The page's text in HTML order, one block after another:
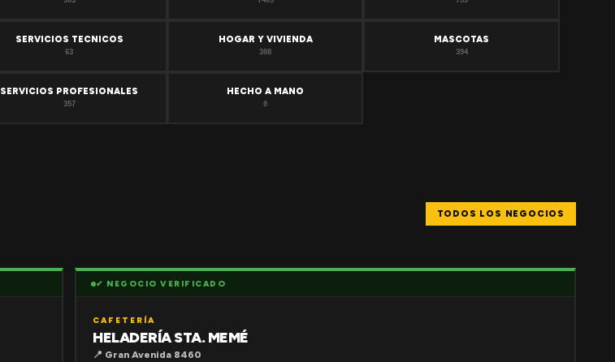
SERVICIOS TECNICOS
63
HOGAR Y VIVIENDA
308
MASCOTAS
394
SERVICIOS PROFESIONALES
357
HECHO A MANO
0
TODOS LOS NEGOCIOS
✔ NEGOCIO VERIFICADO
CAFETERÍA
HELADERÍA STA. MEMÉ
📍 Gran Avenida 8460